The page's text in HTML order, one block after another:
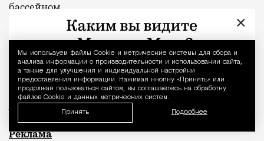
Уведомление
Мы используем файлы Сookie и метрические системы для сбора и
анализа информации о производительности и использовании сайта,
а также для улучшения и индивидуальной настройки
предоставления информации. Нажимая кнопку «Принять» или
продолжая пользоваться сайтом, вы соглашаетесь на обработку
файлов Cookie и данных метрических систем.
Принять Подробнее
бассейном.
* По данным опроса MR Analytics
** Заглавное фото — парк «Дубки»
Фото: пресс-служба MR Group,
BearFotos/shutterstock.com/Fotodom
Квадратные метры, планировки, вид из
Реклама
×